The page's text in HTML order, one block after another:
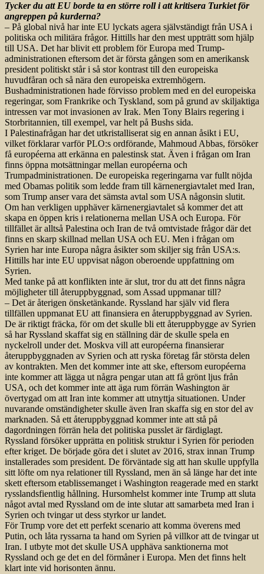
Tycker du att EU borde ta en större roll i att kritisera Turkiet för
angreppen på kurderna?
– På global nivå har inte EU lyckats agera självständigt från USA i
politiska och militära frågor. Hittills har den mest uppträtt som hjälp
till USA. Det har blivit ett problem för Europa med Trump-
administrationen eftersom det är första gången som en amerikansk
president politiskt står i så stor kontrast till den europeiska
huvudfåran och så nära den europeiska extremhögern.
Bushadminist­rationen hade förvisso problem med en del europeiska
regeringar, som Frankrike och Tyskland, som på grund av skiljaktiga
intressen var mot invasionen av Irak. Men Tony Blairs regering i
Storbritannien, till exempel, var helt på Bushs sida.
I Palestinafrågan har det utkristalliserat sig en annan åsikt i EU,
vilket förklarar varför PLO:s ordförande, Mahmoud Abbas, försöker
få européerna att erkänna en palestinsk stat. Även i frågan om Iran
finns öppna motsättningar mellan européerna och
Trumpadministrationen. De europeiska regeringarna var fullt nöjda
med Obamas politik som ledde fram till kärnenergiavtalet med Iran,
som Trump anser vara det sämsta avtal som USA någonsin slutit.
Om han verkligen upphäver kärnenergiavtalet så kommer det att
skapa en öppen kris i relationerna mellan USA och Europa. För
tillfället är alltså Palestina och Iran de två omtvistade frågor där det
finns en skarp skillnad mellan USA och EU. Men i frågan om
Syrien har inte Europa några åsikter som skiljer sig från USA:s.
Hittills har inte EU uppvisat någon oberoende uppfattning om
Syrien.
Med tanke på att konflikten inte är slut, tror du att det finns några
möjligheter till återuppbyggnad, som Assad uppmanar till?
– Det är återigen önsketänkande. Ryssland har själv vid flera
tillfällen uppmanat EU att finansiera en återuppbyggnad av Syrien.
De är riktigt fräcka, för om det skulle bli ett återuppbygge av Syrien
så har Ryssland skaffat sig en ställning där de skulle spela en
nyckelroll under det. Moskva vill att européerna finansierar
återuppbyggnaden av Syrien och att ryska företag får största delen
av kontrakten. Men det kommer inte att ske, eftersom européerna
inte kommer att lägga ut några pengar utan att få grönt ljus från
USA, och det kommer inte att äga rum förrän Washington är
övertygad om att Iran inte kommer att utnyttja situationen. Under
nuvarande omständigheter skulle även Iran skaffa sig en stor del av
marknaden. Så ett återuppbyggnad kommer inte att stå på
dagordningen förrän hela det politiska pusslet är färdiglagt.
Ryssland försöker upprätta en politisk struktur i Syrien för perioden
efter kriget. De började göra det i slutet av 2016, strax innan Trump
installerades som president. De förväntade sig att han skulle uppfylla
sitt löfte om nya relationer till Ryssland, men än så länge har det inte
skett eftersom etablissemanget i Washington reagerade med en starkt
rysslandsfientlig hållning. Hursomhelst kommer inte Trump att sluta
något avtal med Ryssland om de inte slutar att samarbeta med Iran i
Syrien och tvingar ut dess styrkor ur landet.
För Trump vore det ett perfekt scenario att komma överens med
Putin, och låta ryssarna ta hand om Syrien på villkor att de tvingar ut
Iran. I utbyte mot det skulle USA upphäva sanktionerna mot
Ryssland och ge det en del förmåner i Europa. Men det finns helt
klart inte vid horisonten ännu.